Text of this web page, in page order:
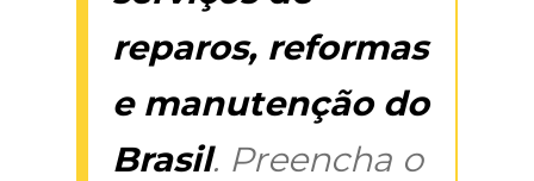
reparos, reformas
e manutenção do
Brasil. Preencha o